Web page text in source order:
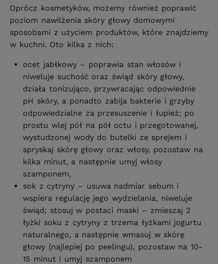
Oprócz kosmetyków, możemy również poprawić
poziom nawilżenia skóry głowy domowymi
sposobami z użyciem produktów, które znajdziemy
w kuchni. Oto kilka z nich:
ocet jabłkowy – poprawia stan włosów i
niweluje suchość oraz świąd skóry głowy,
działa tonizująco, przywracając odpowiednie
pH skóry, a ponadto zabija bakterie i grzyby
odpowiedzialne za przesuszenie i łupież; po
prostu wlej pół na pół octu i przegotowanej,
wystudzonej wody do butelki ze sprejem i
spryskaj skórę głowy oraz włosy, pozostaw na
kilka minut, a następnie umyj włosy
szamponem,
sok z cytryny – usuwa nadmiar sebum i
wspiera regulację jego wydzielania, niweluje
świąd; stosuj w postaci maski – zmieszaj 2
łyżki soku z cytryny z trzema łyżkami jogurtu
naturalnego, a następnie wmasuj w skórę
głowy (najlepiej po peelingu), pozostaw na 10-
15 minut i umyj szamponem